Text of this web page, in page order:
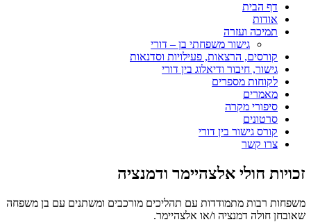
דף הבית
אודות
תמיכה ועזרה
גישור משפחתי בן – דורי
קורסים, הרצאות, פעילויות וסדנאות
גישור, חיבור ודיאלוג בין דורי
לקוחות מספרים
מאמרים
סיפורי מקרה
סרטונים
קורס גישור בין דורי
צרו קשר
זכויות חולי אלצהיימר ודמנציה
משפחות רבות מתמודדות עם תהליכים מורכבים ומשתנים עם בן משפחה
שאובחן חולה דמנציה ו/או אלצהיימר.